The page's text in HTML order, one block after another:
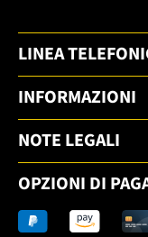
LINEA
INFORMAZIONI
NOTE LEGALI
OPZIONI DI